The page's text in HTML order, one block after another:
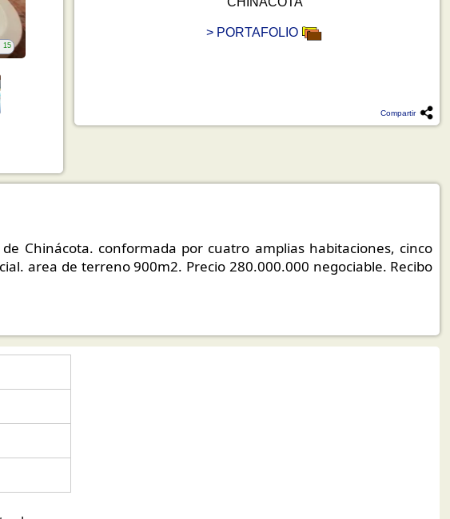
15
> PORTAFOLIO
Compartir
Chinácota. conformada por cuatro amplias habitaciones, cinco
area de terreno 900m2. Precio 280.000.000 negociable. Recibo